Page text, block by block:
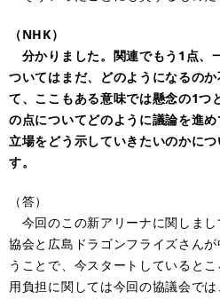
（NHK）
分かりました。関連でもう1点、
ついてはまだ、どのようになるの
て、ここもある意味では懸念の1つ
の点についてどのように議論を進
立場をどう示していきたいのかに
す。
（答）
今回のこの新アリーナに関しま
協会と広島ドラゴンフライズさん
うことで、今スタートしていると
用負担に関しては今回の協議会で